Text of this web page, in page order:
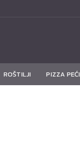
ROŠTILJI PIZZA PEĆI